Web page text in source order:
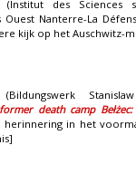
(Institut des
Nanterre-La
kijk op het Auschwitz-
death camp
in het